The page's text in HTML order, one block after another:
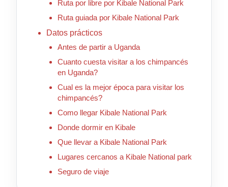
Ruta por libre por Kibale National Park
Ruta guiada por Kibale National Park
Datos prácticos
Antes de partir a Uganda
Cuanto cuesta visitar a los chimpancés
en Uganda?
Cual es la mejor época para visitar los
chimpancés?
Como llegar Kibale National Park
Donde dormir en Kibale
Que llevar a Kibale National Park
Lugares cercanos a Kibale National park
Seguro de viaje